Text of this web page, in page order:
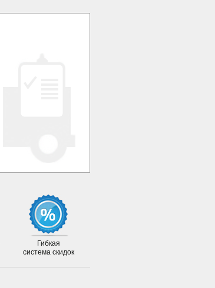
Гибкая
система скидок